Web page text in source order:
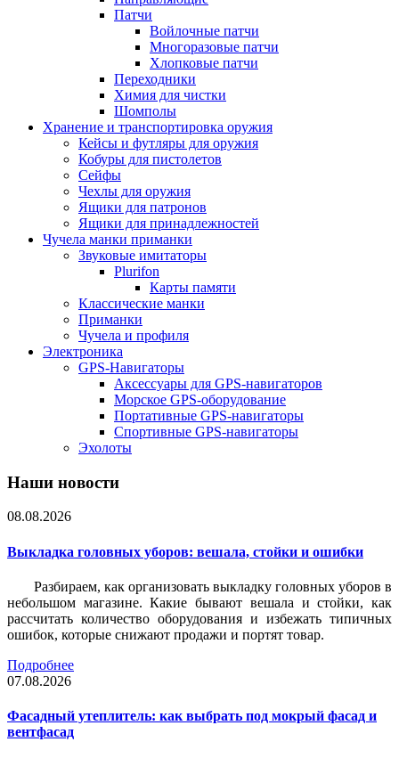
Патчи
Войлочные патчи
Многоразовые патчи
Хлопковые патчи
Переходники
Химия для чистки
Шомполы
Хранение и транспортировка оружия
Кейсы и футляры для оружия
Кобуры для пистолетов
Сейфы
Чехлы для оружия
Ящики для патронов
Ящики для принадлежностей
Чучела манки приманки
Звуковые имитаторы
Plurifon
Карты памяти
Классические манки
Приманки
Чучела и профиля
Электроника
GPS-Навигаторы
Аксессуары для GPS-навигаторов
Морское GPS-оборудование
Портативные GPS-навигаторы
Спортивные GPS-навигаторы
Эхолоты
Наши новости
08.08.2026
Выкладка головных уборов: вешала, стойки и ошибки
Разбираем, как организовать выкладку головных уборов в
небольшом магазине. Какие бывают вешала и стойки, как
рассчитать количество оборудования и избежать типичных
ошибок, которые снижают продажи и портят товар.
Подробнее
07.08.2026
Фасадный утеплитель: как выбрать под мокрый фасад и
вентфасад